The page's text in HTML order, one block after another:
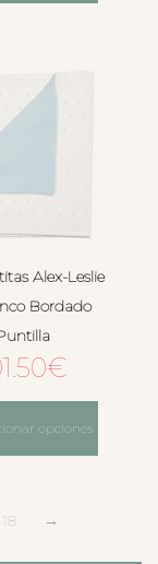
Alex-Leslie
Bordado
€
opciones
18 →